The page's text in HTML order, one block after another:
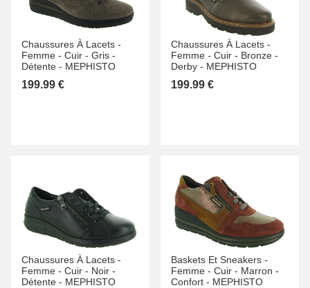
Chaussures À Lacets -
Femme - Cuir - Gris -
Détente - MEPHISTO
199.99 €
Chaussures À Lacets -
Femme - Cuir - Bronze -
Derby - MEPHISTO
199.99 €
Chaussures À Lacets -
Femme - Cuir - Noir -
Détente - MEPHISTO
Baskets Et Sneakers -
Femme - Cuir - Marron -
Confort - MEPHISTO